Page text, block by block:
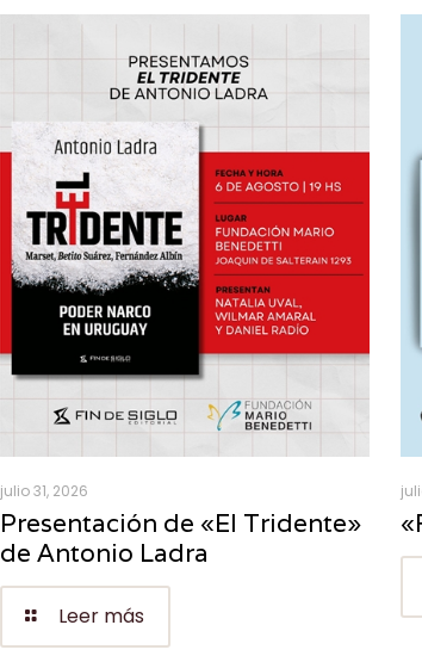
julio 31, 2026
Presentación de «El Tridente»
de Antonio Ladra
Leer más